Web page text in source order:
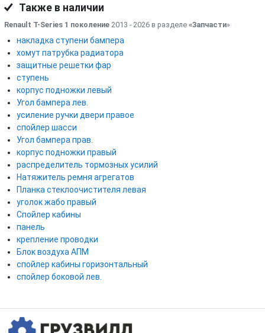
Также в наличии
Renault T-Series 1 поколение 2013 - 2026 в разделе «Запчасти»
накладка ступени бампера
хомут патрубка радиатора
защитные решетки фар
ступень
корпус подножки левый
Угол бампера лев.
усиление ручки двери правое
спойлер шасси
Угол бампера прав.
корпус подножки правый
распределитель тормозных усилий
Натяжитель ремня агрегатов
Планка стеклоочистителя левая
уголок жабо правый
Спойлер кабины
панель
крепление проводки
Блок воздуха АПМ
спойлер кабины горизонтальный
спойлер боковой лев.